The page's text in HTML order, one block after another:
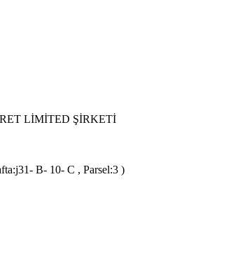
LİMİTED ŞİRKETİ
B- 10- C , Parsel:3 )